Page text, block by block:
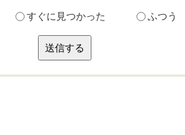
すぐに見つかった ふつう